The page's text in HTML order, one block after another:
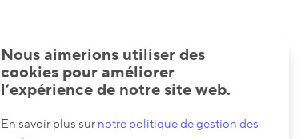
Nous aimerions utiliser des
cookies pour améliorer
l’expérience de notre site web.
En savoir plus sur notre politique de gestion des